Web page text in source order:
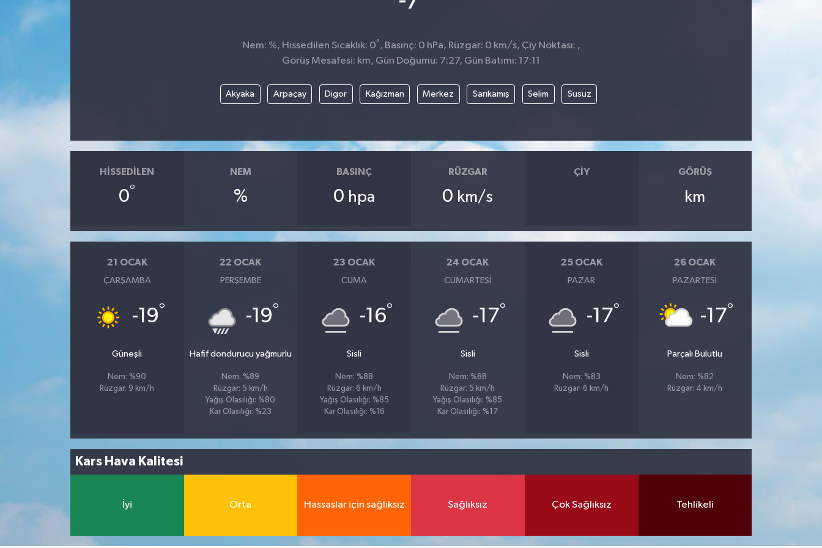
Nem: %, Hissedilen Sıcaklık: 0° , Basınç: 0 hPa, Rüzgar: 0 km/s, Çiy Noktası: ,
Görüş Mesafesi: km, Gün Doğumu: 7:27, Gün Batımı: 17:11
Akyaka Arpaçay Digor Kağızman Merkez Sarıkamış Selim Susuz
HISSEDILEN
0°
NEM
%
BASINÇ
0 hpa
RÜZGAR
0 km/s
ÇIY GÖRÜŞ
km
21 OCAK
ÇARŞAMBA
-19°
Güneşli
Nem: %90
Rüzgar: 9 km/h
22 OCAK
PERŞEMBE
-19°
Hafif dondurucu yağmurlu
Nem: %89
Rüzgar: 5 km/h
Yağış Olasılığı: %80
Kar Olasılığı: %23
23 OCAK
CUMA
-16°
Sisli
Nem: %88
Rüzgar: 6 km/h
Yağış Olasılığı: %85
Kar Olasılığı: %16
24 OCAK
CUMARTESI
-17°
Sisli
Nem: %88
Rüzgar: 5 km/h
Yağış Olasılığı: %85
Kar Olasılığı: %17
25 OCAK
PAZAR
-17°
Sisli
Nem: %83
Rüzgar: 6 km/h
26 OCAK
PAZARTESI
-17°
Parçalı Bulutlu
Nem: %82
Rüzgar: 4 km/h
Kars Hava Kalitesi
İyi Orta Hassaslar için sağlıksız Sağlıksız Çok Sağlıksız Tehlikeli
Ekonomi